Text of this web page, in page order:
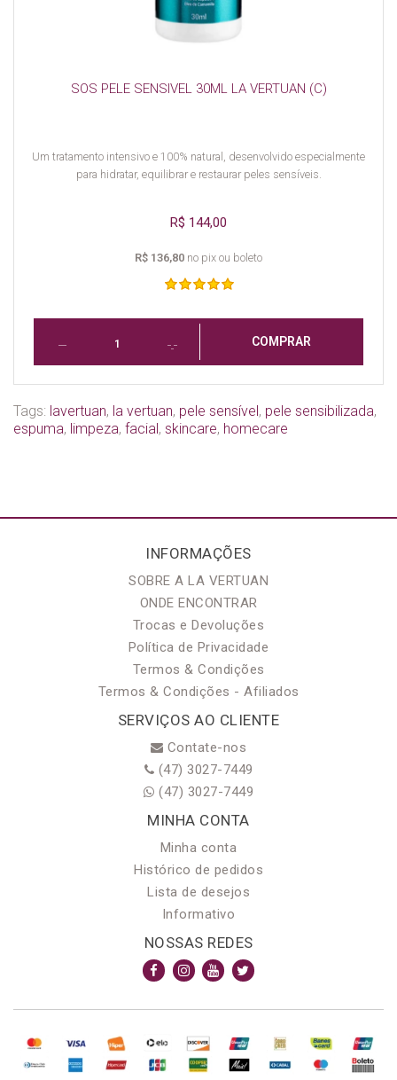
SOS PELE SENSIVEL 30ML LA VERTUAN (C)
Um tratamento intensivo e 100% natural, desenvolvido especialmente
para hidratar, equilibrar e restaurar peles sensíveis.
R$ 144,00
R$ 136,80 no pix ou boleto
COMPRAR
Tags: ​​​​​​​lavertuan, la vertuan, pele sensível , pele sensibilizada,
espuma, limpeza, facial , skincare, homecare
INFORMAÇÕES
SOBRE A LA VERTUAN
ONDE ENCONTRAR
Trocas e Devoluções
Política de Privacidade
Termos & Condições
Termos & Condições - Afiliados
SERVIÇOS AO CLIENTE
Contate-nos
(47) 3027-7449
(47) 3027-7449
MINHA CONTA
Minha conta
Histórico de pedidos
Lista de desejos
Informativo
NOSSAS REDES